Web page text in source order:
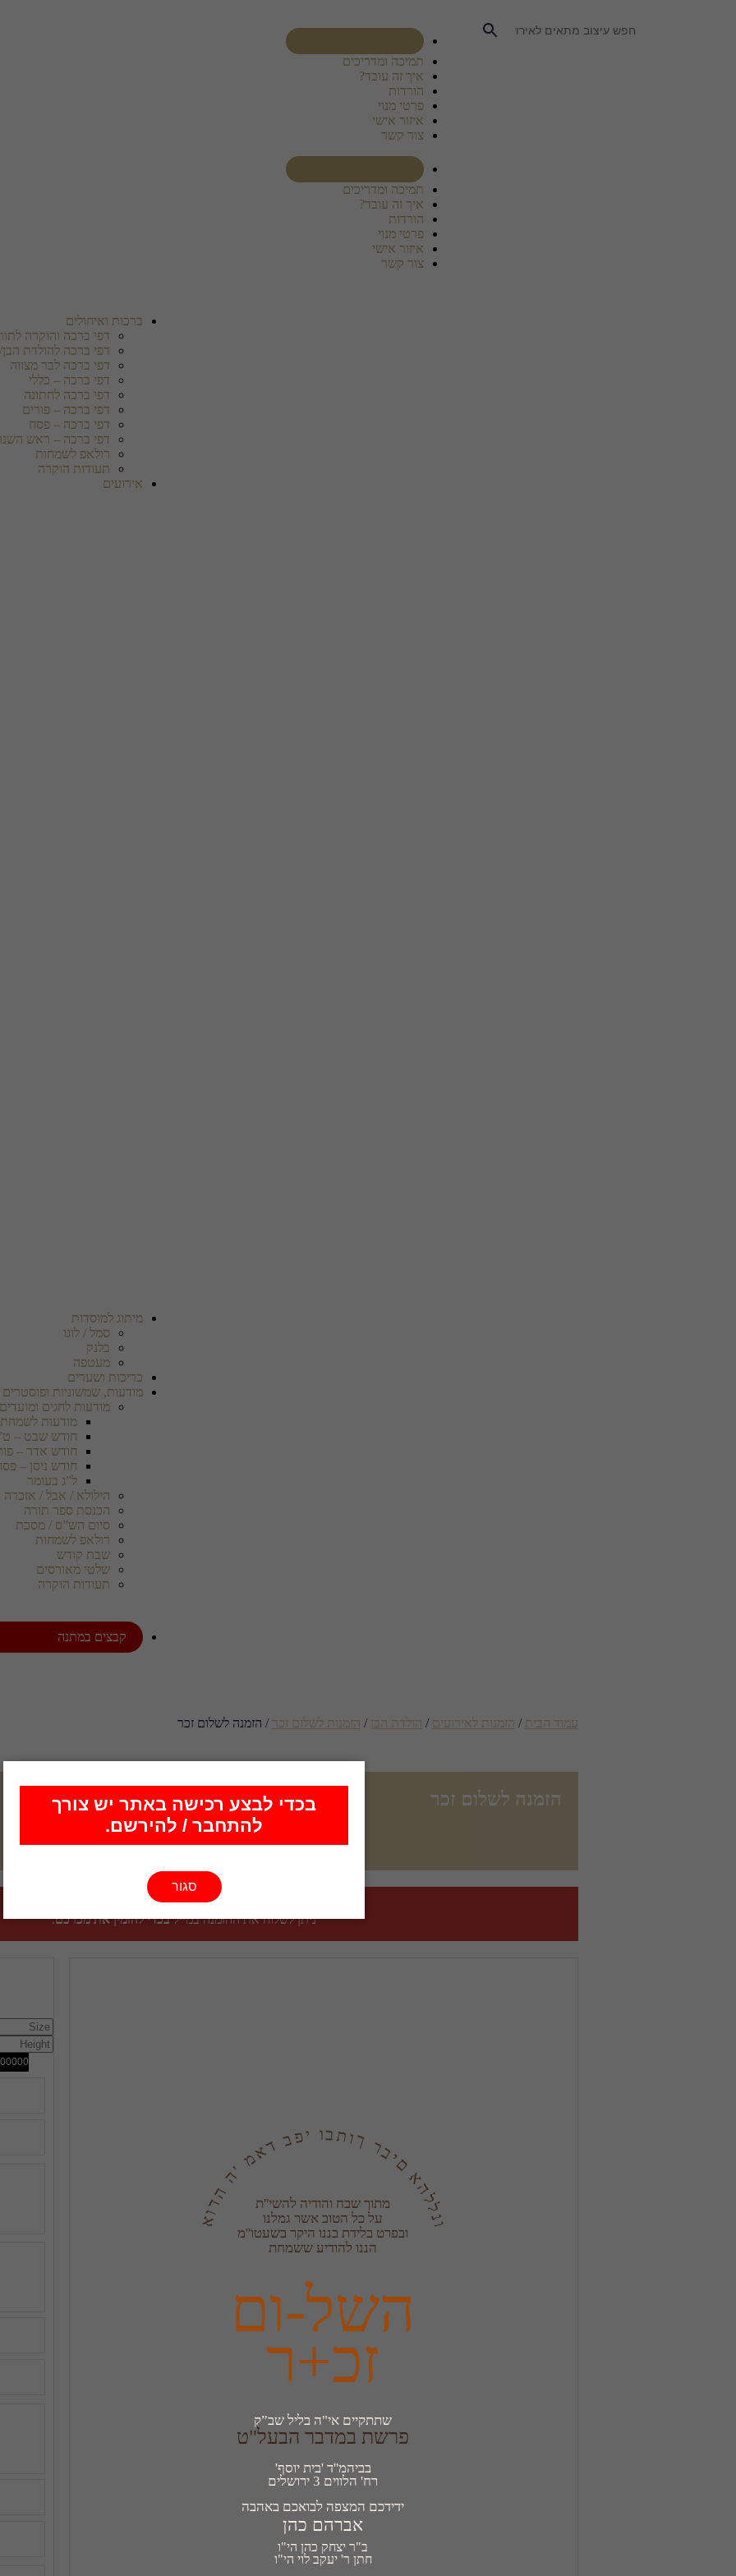
בכדי לבצע רכישה באתר יש צורך
להתחבר / להירשם.
סגור
תמיכה ומדריכים
איך זה עובד?
הורדות
פרטי מנוי
איזור אישי
צור קשר
תמיכה ומדריכים
איך זה עובד?
הורדות
פרטי מנוי
איזור אישי
צור קשר
ברכות ואיחולים
דפי ברכה והוקרה
דפי ברכה להולדת
דפי ברכה לבר מצווה
דפי ברכה – כללי
דפי ברכה לחתונה
דפי ברכה – פורים
דפי ברכה – פסח
דפי ברכה – ראש
רולאפ לשמחות
תעודות הוקרה
אירועים
מיתוג למוסדות
סמל / לוגו
בלנק
מעטפה
כריכות ושערים
מודעות, שמשוניות ופוסטרים
מודעות לחגים ומועדים
מודעות
חודש שבט –
חודש אדר –
חודש ניסן –
ל”ג בעומר
הילולא / אבל / אזכרה
הכנסת ספר תורה
סיום הש”ס / מסכת
רולאפ לשמחות
שבת קודש
שלטי מאורסים
תעודות הוקרה
קבצים במתנה
עמוד הבית / הזמנות לאירועים / הולדת הבן / הזמנות לשלום זכר/ הזמנה לשלום זכר
הזמנה לשלום זכר
ניתן לשלוח את ההזמנה במיילבכדי להזמין את מכרכם.
א ו ד ה ה ' מ א ד ב פ י ו ב ת ו ך ר ב י ם א ה ל ל נ ו
הננו להודיע ששמחת
זכ+ר
שתתקיים אי"ה בליל שב”ק
פרשת במדבר הבעל"ט
רח' הלווים 3 ירושלים
ידידכם המצפה לבואכם באהבה
אברהם כהן
חתן ר' יעקב לוי הי"ו